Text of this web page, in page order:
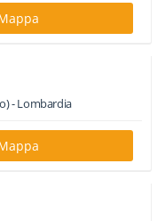
-Lombardia